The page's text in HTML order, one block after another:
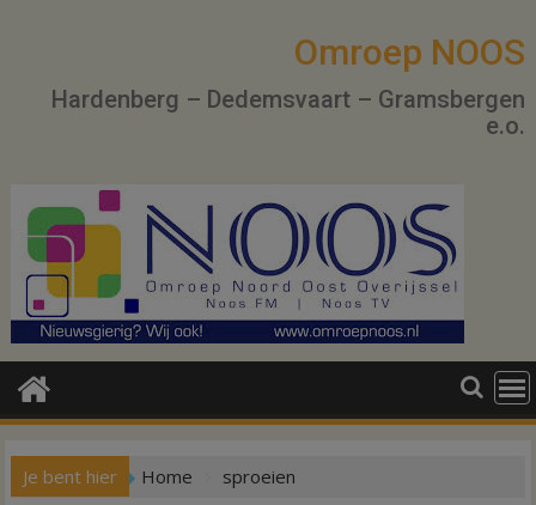
Omroep NOOS
Hardenberg – Dedemsvaart – Gramsbergen
e.o.
Je bent hier Home sproeien